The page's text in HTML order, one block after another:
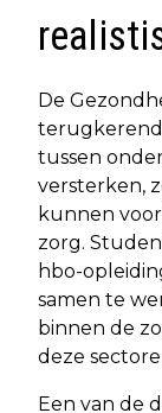
De
terugkerend
tussen
versterken,
kunnen
zorg.
hbo-
samen te
binnen de
deze
Een van de